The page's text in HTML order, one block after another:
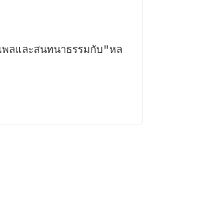
พลและสนทนาธรรมกับ"หล